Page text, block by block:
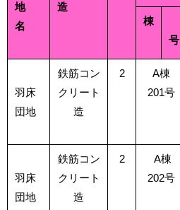
地
名
造
棟
号
羽床
団地
鉄筋コン
クリート
造
2
A棟
201号
羽床
団地
鉄筋コン
クリート
造
2
A棟
202号